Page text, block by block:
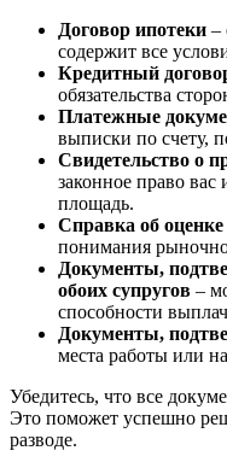
Договор ипотеки –
содержит все
Кредитный
обязательства
Платежные
выписки по счету,
Свидетельство о
законное право
площадь.
Справка об
понимания
Документы,
обоих супругов –
способности
Документы,
места работы или
Убедитесь, что все
Это поможет успешно
разводе.